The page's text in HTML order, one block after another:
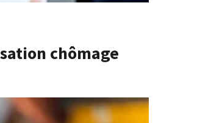
chômage